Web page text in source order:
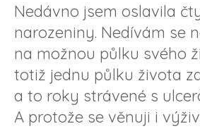
Nedávno jsem oslavila
narozeniny. Nedívám se
na možnou půlku svého
totiž jednu půlku života
a to roky strávené s
A protože se věnuji i